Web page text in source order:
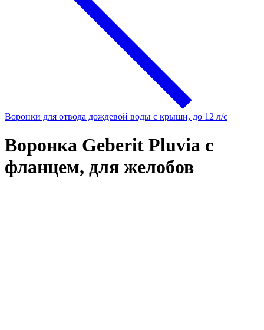
Воронки для отвода дождевой воды с крыши, до 12 л/с
Воронка Geberit Pluvia с
фланцем, для желобов